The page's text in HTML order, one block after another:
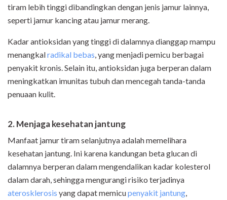
tiram lebih tinggi dibandingkan dengan jenis jamur lainnya,
seperti jamur kancing atau jamur merang.
Kadar antioksidan yang tinggi di dalamnya dianggap mampu
menangkalradikal bebas, yang menjadi pemicu berbagai
penyakit kronis. Selain itu, antioksidan juga berperan dalam
meningkatkan imunitas tubuh dan mencegah tanda-tanda
penuaan kulit.
2. Menjaga kesehatan jantung
Manfaat jamur tiram selanjutnya adalah memelihara
kesehatan jantung. Ini karena kandungan beta glucan di
dalamnya berperan dalam mengendalikan kadar kolesterol
dalam darah, sehingga mengurangi risiko terjadinya
aterosklerosis yang dapat memicupenyakit jantung,